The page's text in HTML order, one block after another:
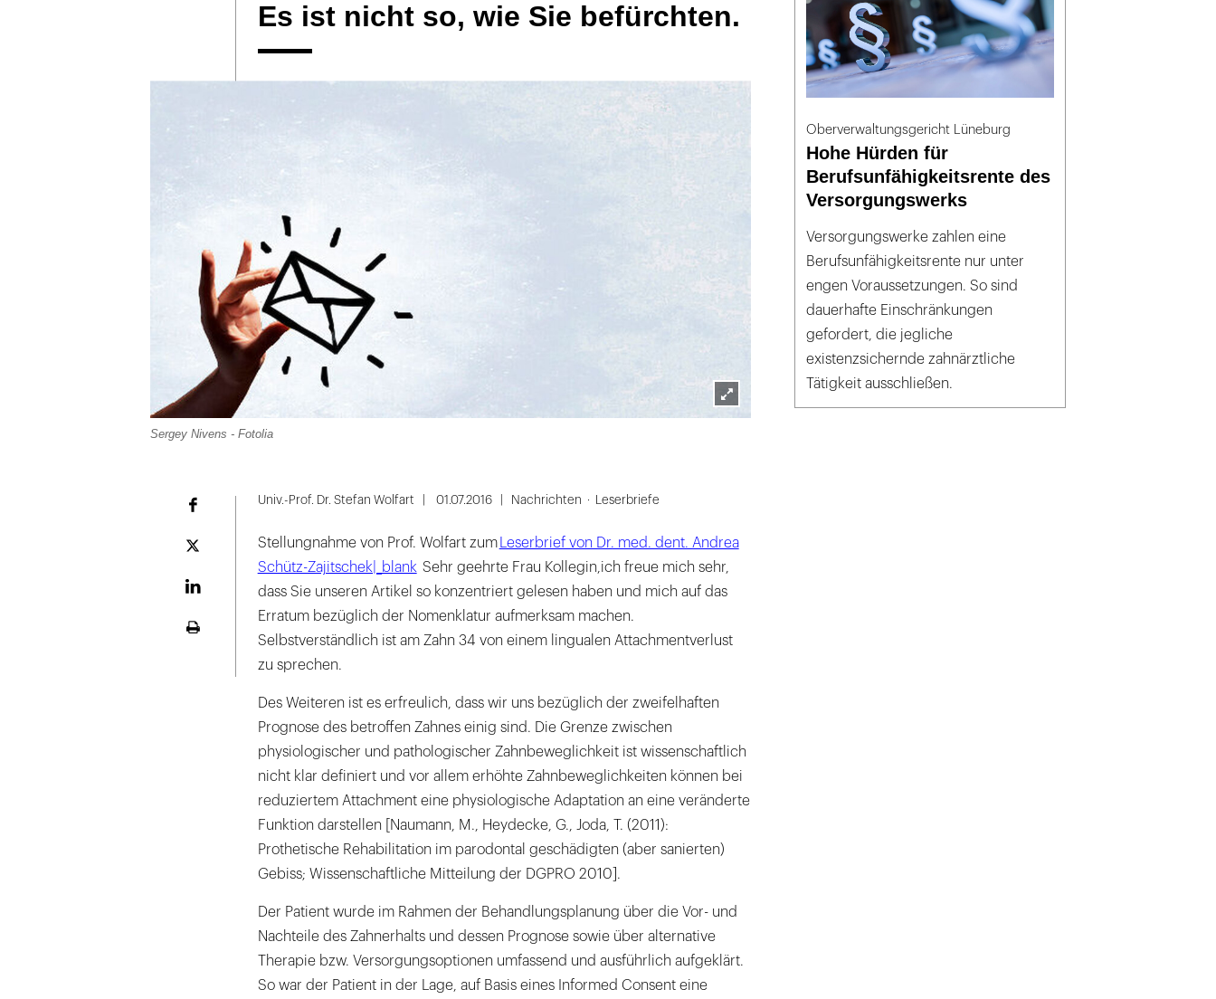
Es ist nicht so, wie Sie befürchten.
Lightbox
Sergey Nivens - Fotolia
Plattform
Univ.-Prof. Dr. Stefan Wolfart 01.07.2016 Nachrichten Leserbriefe
Stellungnahme von Prof. Wolfart zum Leserbrief von Dr. med. dent. Andrea
Schütz-Zajitschek|_blank Sehr geehrte Frau Kollegin,ich freue mich sehr,
dass Sie unseren Artikel so konzentriert gelesen haben und mich auf das
Erratum bezüglich der Nomenklatur aufmerksam machen.
Selbstverständlich ist am Zahn 34 von einem lingualen Attachmentverlust
zu sprechen.
Des Weiteren ist es erfreulich, dass wir uns bezüglich der zweifelhaften
Prognose des betroffen Zahnes einig sind. Die Grenze zwischen
physiologischer und pathologischer Zahnbeweglichkeit ist wissenschaftlich
nicht klar definiert und vor allem erhöhte Zahnbeweglichkeiten können bei
reduziertem Attachment eine physiologische Adaptation an eine veränderte
Funktion darstellen [Naumann, M., Heydecke, G., Joda, T. (2011):
Prothetische Rehabilitation im parodontal geschädigten (aber sanierten)
Gebiss; Wissenschaftliche Mitteilung der DGPRO 2010].
Der Patient wurde im Rahmen der Behandlungsplanung über die Vor- und
Nachteile des Zahnerhalts und dessen Prognose sowie über alternative
Therapie bzw. Versorgungsoptionen umfassend und ausführlich aufgeklärt.
So war der Patient in der Lage, auf Basis eines Informed Consent eine
Oberverwaltungsgericht Lüneburg
Hohe Hürden für
Berufsunfähigkeitsrente des
Versorgungswerks
Versorgungswerke zahlen eine
Berufsunfähigkeitsrente nur unter
engen Voraussetzungen. So sind
dauerhafte Einschränkungen
gefordert, die jegliche
existenzsichernde zahnärztliche
Tätigkeit ausschließen.